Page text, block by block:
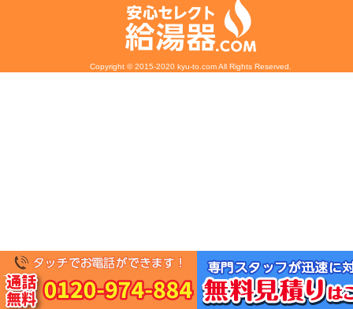
Copyright © 2015-2020 kyu-to.com All Rights Reserved.